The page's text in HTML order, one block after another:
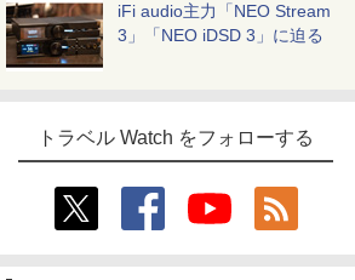
iFi audio主力「NEO Stream
3」「NEO iDSD 3」に迫る
トラベル Watch をフォローする